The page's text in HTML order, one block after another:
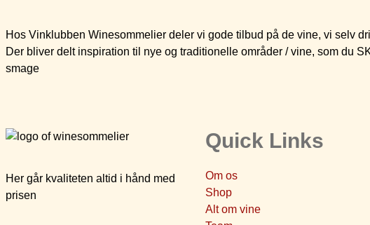
Hos Vinklubben Winesommelier deler vi gode tilbud på de vine, vi selv
Der bliver delt inspiration til nye og traditionelle områder / vine, som du
smage
Her går kvaliteten altid i hånd med
prisen
Quick Links
Om os
Shop
Alt om vine